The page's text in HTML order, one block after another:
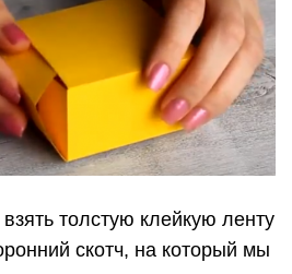
толстую клейкую ленту
скотч, на который мы